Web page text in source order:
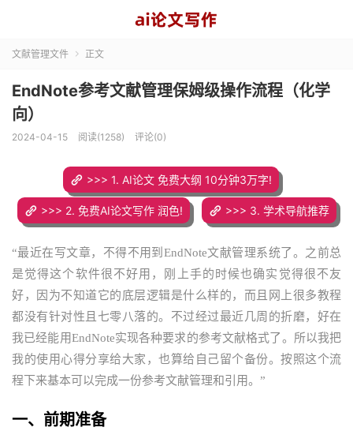
文献管理文件  正文
EndNote参考文献管理保姆级操作流程（化学
向）
2024-04-15 阅读(1258) 评论(0)
>>> 1. AI论文 免费大纲 10分钟3万字!
>>> 2. 免费AI论文写作 润色! >>> 3. 学术导航推荐
“最近在写文章，不得不用到EndNote文献管理系统了。之前总
是觉得这个软件很不好用，刚上手的时候也确实觉得很不友
好，因为不知道它的底层逻辑是什么样的，而且网上很多教程
都没有针对性且七零八落的。不过经过最近几周的折磨，好在
我已经能用EndNote实现各种要求的参考文献格式了。所以我把
我的使用心得分享给大家，也算给自己留个备份。按照这个流
程下来基本可以完成一份参考文献管理和引用。”
一、前期准备